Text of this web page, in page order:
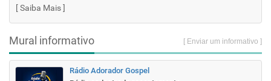
[Saiba Mais]
Mural informativo [ Enviar um informativo ]
Rádio Adorador Gospel